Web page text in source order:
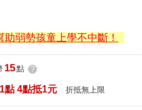
弱勢孩童上學不中斷！
15點 ?
點 4點抵1元 折抵無上限